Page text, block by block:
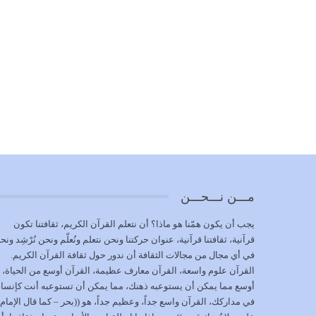
مـــن نـــحـــن
يجب أن يكون همّنا هو ماذا؟ أن نتعلم القرآن الكريم، ثقافتنا تكون
قرآنية، ثقافتنا قرآنية، عنوان حركتنا ونحن نتعلم ونُعلّم ونحن نُرْشِد
في أي مجال من مجالات الثقافة أن ندور حول ثقافة القرآن الكريم.
القرآن علوم واسعة، القرآن معارف عظيمة، القرآن أوسع من الحياة،
أوسع مما يمكن أن يستوعبه ذهنك، مما يمكن أن تستوعبه أنت
في مداركك، القرآن واسع جداً، وعظيم جداً، هو ((بحر – كما قال الإمام